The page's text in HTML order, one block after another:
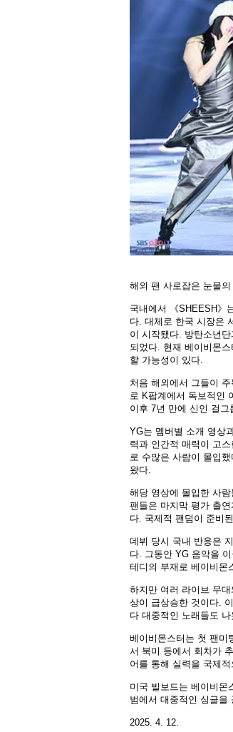
해외 팬 사로잡은 눈물의
국내에서 《SHEESH》
다. 대체로 한국 시장은
이 시작됐다. 방탄소년단
되었다. 현재 베이비몬
할 가능성이 있다.
처음 해외에서 그들이
로 K팝계에서 독보적인
이후 7년 만에 신인 걸
YG는 멤버별 소개 영상
력과 인간적 매력이 고
로 수많은 사람이 몰입
왔다.
해당 영상에 몰입한 사
팬들은 마지막 평가 출
다. 국제적 팬덤이 준비
데뷔 당시 국내 반응은
다. 그동안 YG 음악을
테디의 부재로 베이비몬
하지만 여러 라이브 무
상이 급상승한 것이다.
다 대중적인 노래들도 나
베이비몬스터는 첫 팬미
서 북미 등에서 회차가
어를 통해 실력을 국제
미국 빌보드는 베이비몬
범에서 대중적인 싱글을
2025. 4. 12.